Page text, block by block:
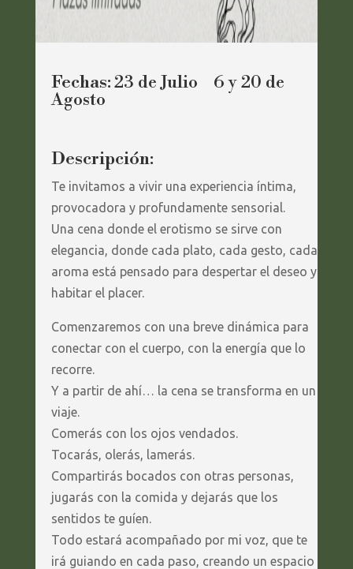
Fechas:23 de Julio 6 y 20 de
Agosto
Descripción:
Te invitamos a vivir una experiencia íntima,
provocadora y profundamente sensorial.
Una cena donde el erotismo se sirve con
elegancia, donde cada plato, cada gesto, cada
aroma está pensado para despertar el deseo y
habitar el placer.
Comenzaremos con una breve dinámica para
conectar con el cuerpo, con la energía que lo
recorre.
Y a partir de ahí… la cena se transforma en un
viaje.
Comerás con los ojos vendados.
Tocarás, olerás, lamerás.
Compartirás bocados con otras personas,
jugarás con la comida y dejarás que los
sentidos te guíen.
Todo estará acompañado por mi voz, que te
irá guiando en cada paso, creando un espacio